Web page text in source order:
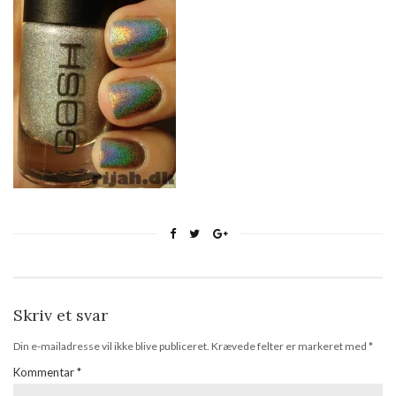
Skriv et svar
Din e-mailadresse vil ikke blive publiceret. Krævede felter er markeret med *
Kommentar*